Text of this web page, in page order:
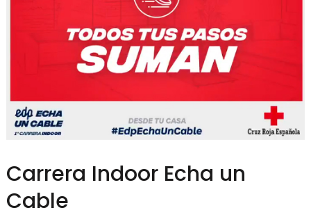
Carrera Indoor Echa un
Cable